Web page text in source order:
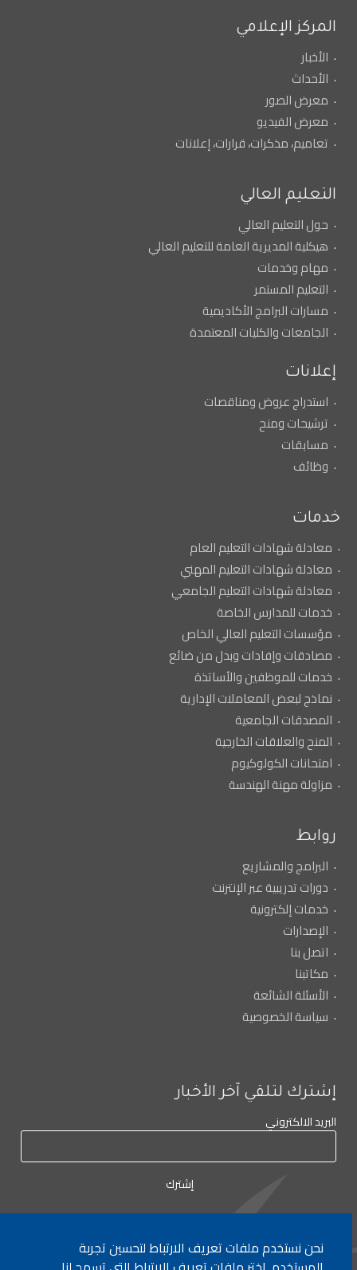
المركز الإعلامي
الأخبار
الأحداث
معرض الصور
معرض الفيديو
تعاميم، مذكرات، قرارات، إعلانات
التعليم العالي
حول التعليم العالي
هيكلية المديرية العامة للتعليم العالي
مهام وخدمات
التعليم المستمر
مسارات البرامج الأكاديمية
الجامعات والكليات المعتمدة
إعلانات
استدراج عروض ومناقصات
ترشيحات ومنح
مسابقات
وظائف
خدمات
معادلة شهادات التعليم العام
معادلة شهادات التعليم المهني
معادلة شهادات التعليم الجامعي
خدمات للمدارس الخاصة
مؤسسات التعليم العالي الخاص
مصادقات وإفادات وبدل من ضائع
خدمات للموظفين والأساتذة
نماذج لبعض المعاملات الإدارية
المصدقات الجامعية
المنح والعلاقات الخارجية
امتحانات الكولوكيوم
مزاولة مهنة الهندسة
روابط
البرامج والمشاريع
دورات تدريبية عبر الإنترنت
خدمات إلكترونية
الإصدارات
اتصل بنا
مكاتبنا
الأسئلة الشائعة
سياسة الخصوصية
إشترك لتلقي آخر الأخبار
البريد الالكتروني
لأي إستفسار الإتصال على:٠١/٧٧٢٠٠٠
نحن نستخدم ملفات تعريف الارتباط لتحسين تجربة